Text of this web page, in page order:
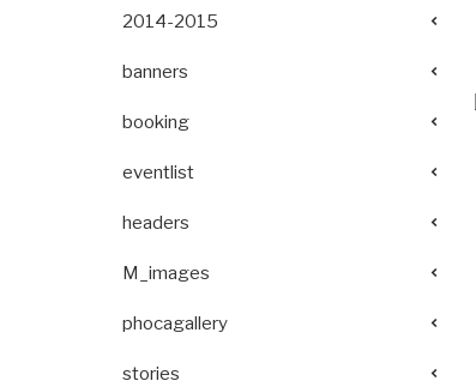
2014-2015
banners
booking
eventlist
headers
M_images
phocagallery
stories